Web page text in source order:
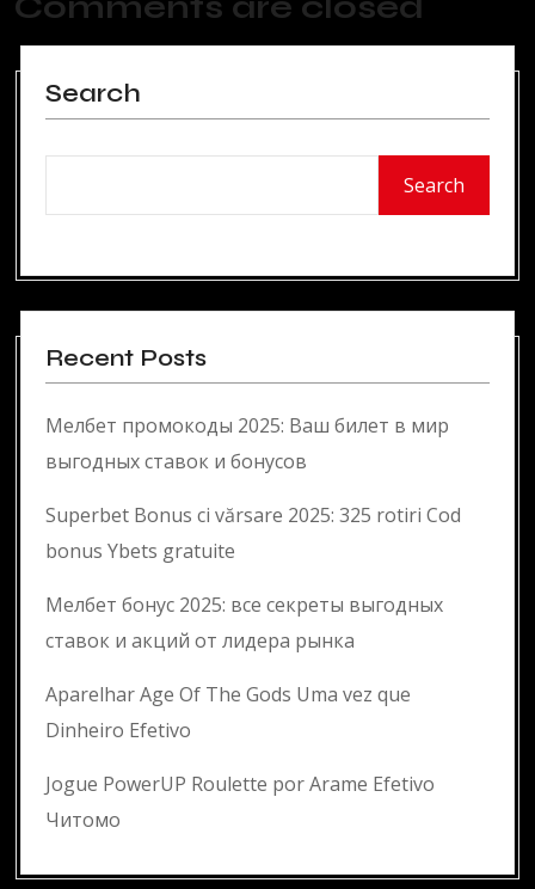
Search
Search
Recent Posts
Мелбет промокоды 2025: Ваш билет в мир
выгодных ставок и бонусов
Superbet Bonus ci vărsare 2025: 325 rotiri Cod
bonus Ybets gratuite
Мелбет бонус 2025: все секреты выгодных
ставок и акций от лидера рынка
Aparelhar Age Of The Gods Uma vez que
Dinheiro Efetivo
Jogue PowerUP Roulette por Arame Efetivo
Читомо